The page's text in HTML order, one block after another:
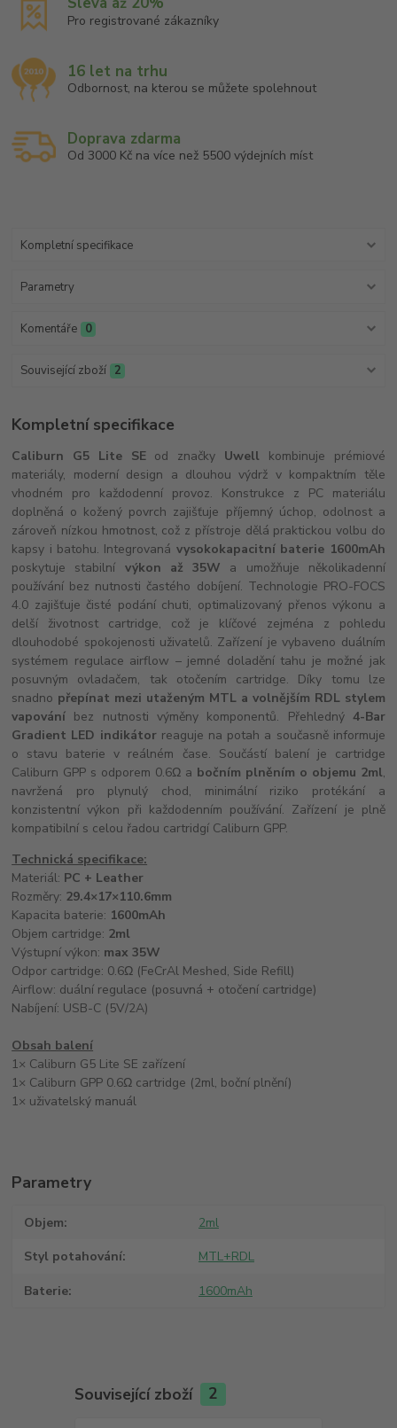
Pro registrované zákazníky
16 let na trhu
Odbornost, na kterou se můžete spolehnout
Doprava zdarma
Od 3000 Kč na více než 5500 výdejních míst
Kompletní specifikace
Parametry
Komentáře 0
Související zboží 2
Kompletní specifikace
Caliburn G5 Lite SEod značky Uwell kombinuje prémiové
materiály, moderní design a dlouhou výdrž v kompaktním těle
vhodném pro každodenní provoz. Konstrukce z PC materiálu
doplněná o kožený povrch zajišťuje příjemný úchop, odolnost a
zároveň nízkou hmotnost, což z přístroje dělá praktickou volbu do
kapsy i batohu. Integrovaná vysokokapacitní baterie 1600mAh
poskytuje stabilní výkon až 35W a umožňuje několikadenní
používání bez nutnosti častého dobíjení. Technologie PRO-FOCS
4.0 zajišťuje čisté podání chuti, optimalizovaný přenos výkonu a
delší životnost cartridge, což je klíčové zejména z pohledu
dlouhodobé spokojenosti uživatelů. Zařízení je vybaveno duálním
systémem regulace airflow – jemné doladění tahu je možné jak
posuvným ovladačem, tak otočením cartridge. Díky tomu lze
snadno přepínat mezi utaženým MTL a volnějším RDL stylem
vapování bez nutnosti výměny komponentů. Přehledný4-Bar
Gradient LED indikátor reaguje na potah a současně informuje
o stavu baterie v reálném čase. Součástí balení je cartridge
Caliburn GPP s odporem 0.6Ω a bočním plněním o objemu 2ml,
navržená pro plynulý chod, minimální riziko protékání a
konzistentní výkon při každodenním používání. Zařízení je plně
kompatibilní s celou řadou cartridgí Caliburn GPP.
Technická specifikace:
Materiál: PC + Leather
Rozměry: 29.4×17×110.6mm
Kapacita baterie: 1600mAh
Objem cartridge: 2ml
Výstupní výkon: max 35W
Odpor cartridge: 0.6Ω (FeCrAl Meshed, Side Refill)
Airflow: duální regulace (posuvná + otočení cartridge)
Nabíjení: USB-C (5V/2A)
Obsah balení
1× Caliburn G5 Lite SE zařízení
1× Caliburn GPP 0.6Ω cartridge (2ml, boční plnění)
1× uživatelský manuál
Parametry
Objem 2ml
Styl potahování MTL+RDL
Baterie 1600mAh
Související zboží 2